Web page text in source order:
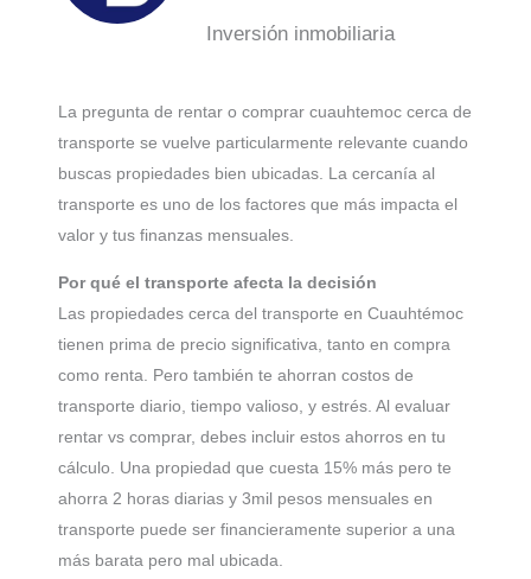
Inversión inmobiliaria
La pregunta de rentar o comprar cuauhtemoc cerca de
transporte se vuelve particularmente relevante cuando
buscas propiedades bien ubicadas. La cercanía al
transporte es uno de los factores que más impacta el
valor y tus finanzas mensuales.
Por qué el transporte afecta la decisión
Las propiedades cerca del transporte en Cuauhtémoc
tienen prima de precio significativa, tanto en compra
como renta. Pero también te ahorran costos de
transporte diario, tiempo valioso, y estrés. Al evaluar
rentar vs comprar, debes incluir estos ahorros en tu
cálculo. Una propiedad que cuesta 15% más pero te
ahorra 2 horas diarias y 3mil pesos mensuales en
transporte puede ser financieramente superior a una
más barata pero mal ubicada.